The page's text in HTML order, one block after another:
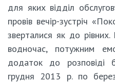
для яких відділ
провів вечір-зустріч
зверталися як до
водночас, потужним
додаток до розповіді
грудня 2013 р. по